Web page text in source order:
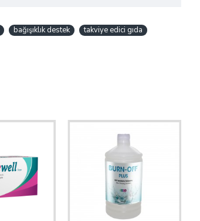
bağışıklık destek
takviye edici gıda